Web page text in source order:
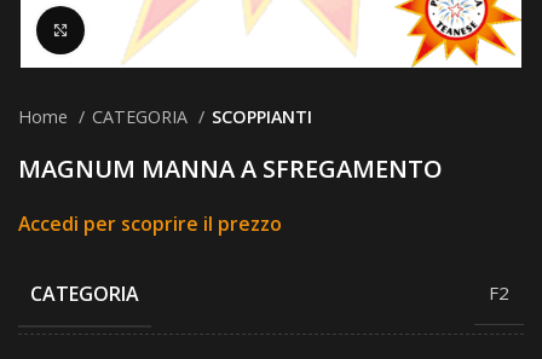
Clicca per ingrandire
Home CATEGORIA SCOPPIANTI
MAGNUM MANNA A SFREGAMENTO
Accedi per scoprire il prezzo
CATEGORIA F2